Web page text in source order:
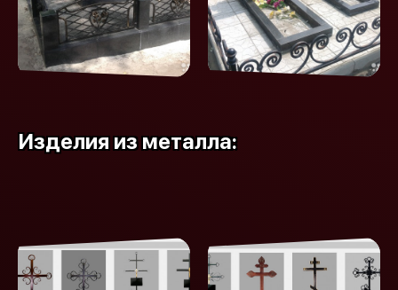
Изделия из металла: